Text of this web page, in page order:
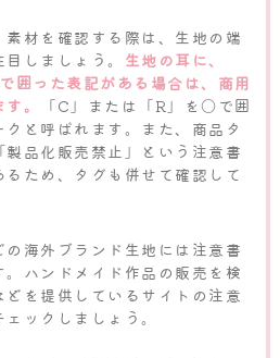
材を確認する際は、生地の端
しましょう。 生地の耳に、
囲った表記がある場合は、商用
。
「C」または「R」を〇で囲
と呼ばれます。また、商品タ
品化販売禁止」という注意書
ため、タグも併せて確認して
海外ブランド生地には注意書
ハンドメイド作品の販売を検
を提供しているサイトの注意
ックしましょう。